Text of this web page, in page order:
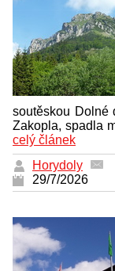
soutěskou Dolné
Zakopla, spadla
celý článek
Horydoly
29/7/2026